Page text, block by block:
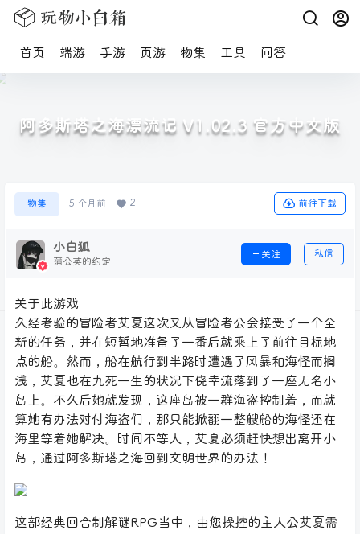
首页 端游 手游 页游 物集 工具 问答
阿多斯塔之海漂流记 V1.02.3 官方中文版
物集 5 个月前 2 前往下载
小白狐
蒲公英的约定
关注 私信
关于此游戏
久经考验的冒险者艾夏这次又从冒险者公会接受了一个全
新的任务，并在短暂地准备了一番后就乘上了前往目标地
点的船。然而，船在航行到半路时遭遇了风暴和海怪而搁
浅，艾夏也在九死一生的状况下侥幸流落到了一座无名小
岛上。不久后她就发现，这座岛被一群海盗控制着，而就
算她有办法对付海盗们，那只能掀翻一整艘船的海怪还在
海里等着她解决。时间不等人，艾夏必须赶快想出离开小
岛，通过阿多斯塔之海回到文明世界的办法！
这部经典回合制解谜RPG当中，由您操控的主人公艾夏需